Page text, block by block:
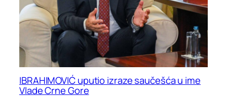
IBRAHIMOVIĆ uputio izraze saučešća u ime
Vlade Crne Gore